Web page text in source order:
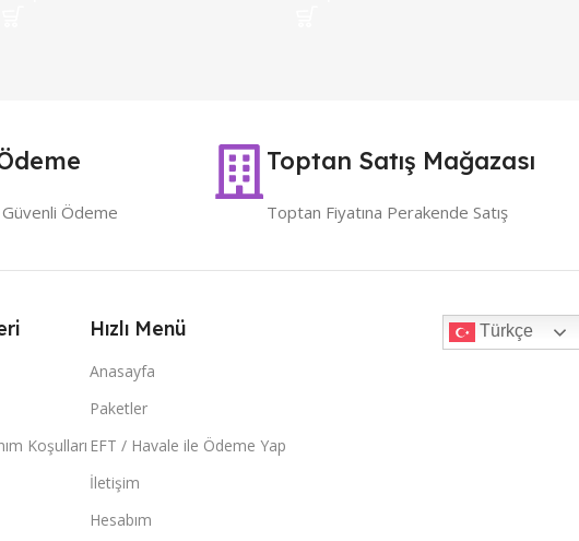
Ödeme
Toptan Satış Mağazası
Toptan Fiyatına Perakende Satış
Koşulları
Hızlı Menü
Anasayfa
Paketler
EFT / Havale ile Ödeme Yap
İletişim
Hesabım
Türkçe